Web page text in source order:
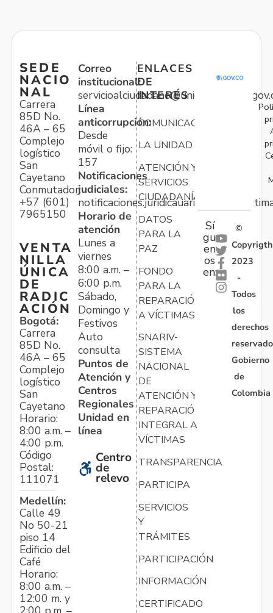
SEDE
NACIO
NAL
Carrera
85D No.
46A – 65
Complejo
logístico
San
Cayetano
Conmutador:
+57 (601)
7965150
VENTA
NILLA
ÚNICA
DE
RADIC
ACIÓN
Bogotá:
Carrera
85D No.
46A – 65
Complejo
logístico
San
Cayetano
Horario:
8:00 a.m. –
4:00 p.m.
Código
Postal:
111071
Medellín:
Calle 49
No 50-21
piso 14
Edificio del
Café
Horario:
8:00 a.m. –
12:00 m. y
Correo
institucional:
Línea
anticorrupción:
Desde
móvil o fijo:
157
Notificaciones
judiciales:
Horario de
atención
Lunes a
viernes
8:00 a.m. –
6:00 p.m.
Sábado,
Domingo y
Festivos
Auto
consulta
Puntos de
Atención y
Centros
Regionales
Unidad en
línea
Centro
de
relevo
ENLACES
DE
INTERÉS
COMUNICACIONES
LA UNIDAD
ATENCIÓN Y
SERVICIOS
CIUDADANÍA
DATOS
PARA LA
PAZ
FONDO
PARA LA
REPARACIÓN
A VÍCTIMAS
SNARIV-
SISTEMA
NACIONAL
DE
ATENCIÓN Y
REPARACIÓN
INTEGRAL A
VÍCTIMAS
TRANSPARENCIA
PARTICIPA
SERVICIOS
Y
TRÁMITES
PARTICIPACIÓN
INFORMACIÓN
CERTIFICADO
Sí
gu
en
os
en:
©
Copyrigth
2023
-
Todos
los
derechos
Gobierno
de
Colombia